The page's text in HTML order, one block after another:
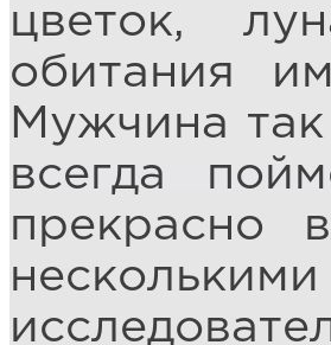
цветок,
обитания
Мужчина
всегда
прекрасно